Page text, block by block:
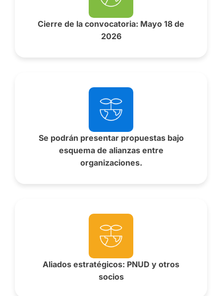
Cierre de la convocatoria: Mayo 18 de
2026
Se podrán presentar propuestas bajo
esquema de alianzas entre
organizaciones.
Aliados estratégicos: PNUD y otros
socios